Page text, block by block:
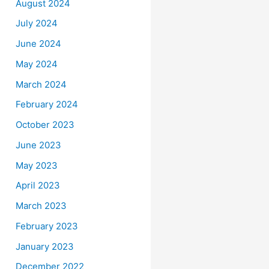
August 2024
July 2024
June 2024
May 2024
March 2024
February 2024
October 2023
June 2023
May 2023
April 2023
March 2023
February 2023
January 2023
December 2022